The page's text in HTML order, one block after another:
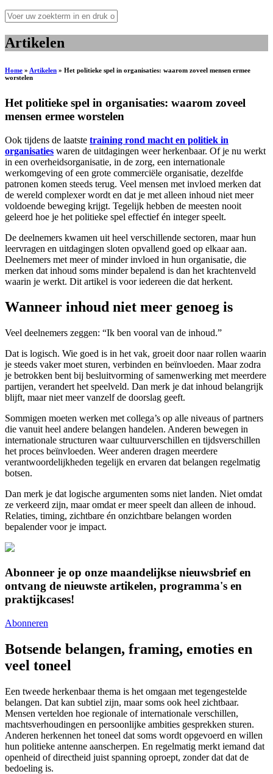
Artikelen
Home » Artikelen » Het politieke spel in organisaties: waarom zoveel mensen ermee
worstelen
Het politieke spel in organisaties: waarom zoveel
mensen ermee worstelen
Ook tijdens de laatste training rond macht en politiek in
organisaties waren de uitdagingen weer herkenbaar. Of je nu werkt
in een overheidsorganisatie, in de zorg, een internationale
werkomgeving of een grote commerciële organisatie, dezelfde
patronen komen steeds terug. Veel mensen met invloed merken dat
de wereld complexer wordt en dat je met alleen inhoud niet meer
voldoende beweging krijgt. Tegelijk hebben de meesten nooit
geleerd hoe je het politieke spel effectief én integer speelt.
De deelnemers kwamen uit heel verschillende sectoren, maar hun
leervragen en uitdagingen sloten opvallend goed op elkaar aan.
Deelnemers met meer of minder invloed in hun organisatie, die
merken dat inhoud soms minder bepalend is dan het krachtenveld
waarin je werkt. Dit artikel is voor iedereen die dat herkent.
Wanneer inhoud niet meer genoeg is
Veel deelnemers zeggen: “Ik ben vooral van de inhoud.”
Dat is logisch. Wie goed is in het vak, groeit door naar rollen waarin
je steeds vaker moet sturen, verbinden en beïnvloeden. Maar zodra
je betrokken bent bij besluitvorming of samenwerking met meerdere
partijen, verandert het speelveld. Dan merk je dat inhoud belangrijk
blijft, maar niet meer vanzelf de doorslag geeft.
Sommigen moeten werken met collega’s op alle niveaus of partners
die vanuit heel andere belangen handelen. Anderen bewegen in
internationale structuren waar cultuurverschillen en tijdsverschillen
het proces beïnvloeden. Weer anderen dragen meerdere
verantwoordelijkheden tegelijk en ervaren dat belangen regelmatig
botsen.
Dan merk je dat logische argumenten soms niet landen. Niet omdat
ze verkeerd zijn, maar omdat er meer speelt dan alleen de inhoud.
Relaties, timing, zichtbare én onzichtbare belangen worden
bepalender voor je impact.
Abonneer je op onze maandelijkse nieuwsbrief en
ontvang de nieuwste artikelen, programma's en
praktijkcases!
Abonneren
Botsende belangen, framing, emoties en
veel toneel
Een tweede herkenbaar thema is het omgaan met tegengestelde
belangen. Dat kan subtiel zijn, maar soms ook heel zichtbaar.
Mensen vertelden hoe regionale of internationale verschillen,
machtsverhoudingen en persoonlijke ambities gesprekken sturen.
Anderen herkennen het toneel dat soms wordt opgevoerd en willen
hun politieke antenne aanscherpen. En regelmatig merkt iemand dat
openheid of directheid juist spanning oproept, zonder dat dat de
bedoeling is.